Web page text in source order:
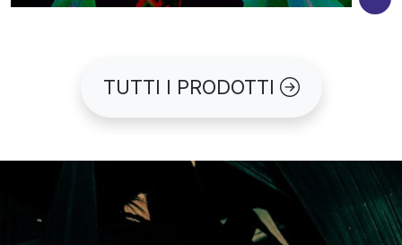
TUTTI I PRODOTTI